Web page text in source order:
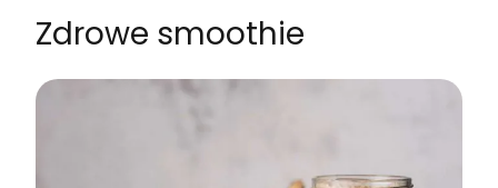
Zdrowe smoothie